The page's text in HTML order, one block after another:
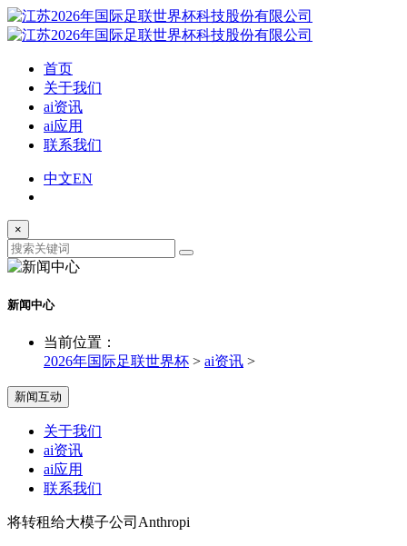
首页
关于我们
ai资讯
ai应用
联系我们
中文EN
×
新闻中心
当前位置：
2026年国际足联世界杯 > ai资讯 >
新闻互动
关于我们
ai资讯
ai应用
联系我们
将转租给大模子公司Anthropi